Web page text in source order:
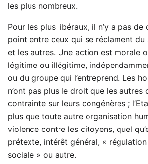
les plus nombreux.
Pour les plus libéraux, il n’y a pas
point entre ceux qui se réclament du
et les autres. Une action est morale
légitime ou illégitime,
ou du groupe qui l’entreprend. Les
n’ont pas plus le droit que les autres
contrainte sur leurs congénères ;
plus que toute autre organisation
violence contre les citoyens, quel
prétexte, intérêt général, «
sociale » ou autre.